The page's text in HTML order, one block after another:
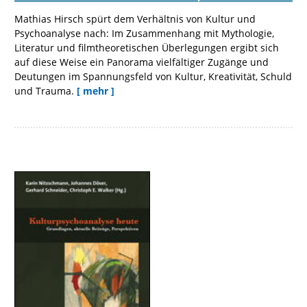
Mathias Hirsch spürt dem Verhältnis von Kultur und
Psychoanalyse nach: Im Zusammenhang mit Mythologie,
Literatur und filmtheoretischen Überlegungen ergibt sich
auf diese Weise ein Panorama vielfältiger Zugänge und
Deutungen im Spannungsfeld von Kultur, Kreativität, Schuld
und Trauma. [ mehr ]